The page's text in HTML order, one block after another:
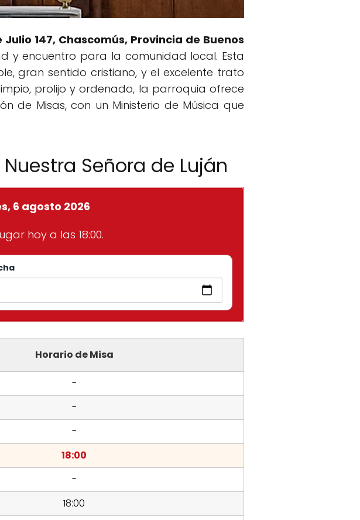
Julio 147, Chascomús, Provincia de Buenos
y encuentro para la comunidad local. Esta
gran sentido cristiano, y el excelente trato
prolijo y ordenado, la parroquia ofrece
Misas, con un Ministerio de Música que
Señora de Luján
6 agosto 2026
hoy a las 18:00.
Horario de Misa
-
-
-
18:00
-
18:00